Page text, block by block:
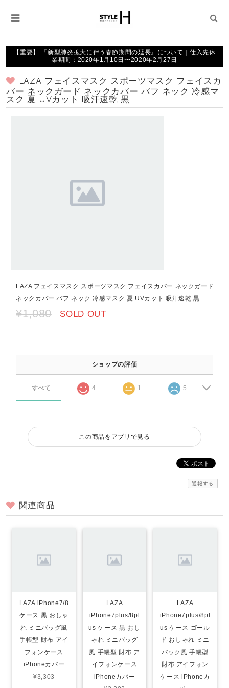
【重要】 『新型肺炎拡大に伴う春節期間の延長』について｜仕入先休
業期間：2020年1月10日〜2020年2月27日
LAZA フェイスマスク スポーツマスク フェイスカ
バー ネックガード ネックカバー バフ ネック 冷感マ
スク 夏 UVカット 吸汗速乾 黒
LAZA フェイスマスク スポーツマスク フェイスカバー ネックガード
ネックカバー バフ ネック 冷感マスク 夏 UVカット 吸汗速乾 黒
¥1,080 SOLD OUT
ショップの評価
すべて 4 1 5
この商品をアプリで見る
通報する
関連商品
LAZA iPhone7/8
ケース 黒 おしゃ
れ ミニバッグ風
手帳型 財布 アイ
フォンケース
iPhoneカバー
¥3,303
LAZA
iPhone7plus/8pl
us ケース 黒 おし
ゃれ ミニバッグ
風 手帳型 財布 ア
イフォンケース
iPhoneカバー
LAZA
iPhone7plus/8pl
us ケース ゴール
ド おしゃれ ミニ
バック風 手帳型
財布 アイフォン
ケース iPhoneカ